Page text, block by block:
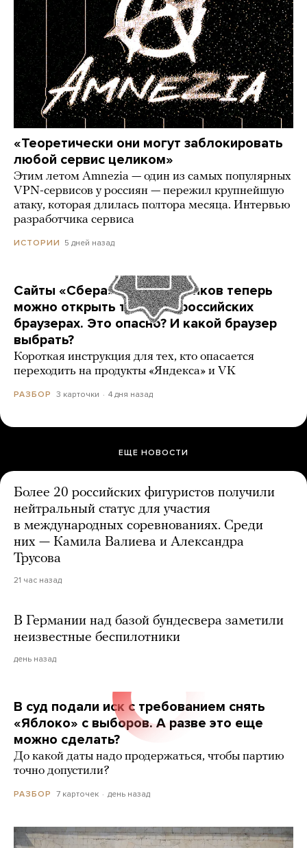
«Теоретически они могут заблокировать
любой сервис целиком»
Этим летом Amnezia — один из самых популярных
VPN-сервисов у россиян — пережил крупнейшую
атаку, которая длилась полтора месяца. Интервью
разработчика сервиса
ИСТОРИИ 5 дней назад
Сайты «Сбера» и других банков теперь
можно открыть только в российских
браузерах. Это опасно? И какой браузер
выбрать?
Короткая инструкция для тех, кто опасается
переходить на продукты «Яндекса» и VK
РАЗБОР 3 карточки 4 дня назад
ЕЩЕ НОВОСТИ
Более 20 российских фигуристов получили
нейтральный статус для участия
в международных соревнованиях. Среди
них — Камила Валиева и Александра
Трусова
21 час назад
В Германии над базой бундесвера заметили
неизвестные беспилотники
день назад
В суд подали иск с требованием снять
«Яблоко» с выборов. А разве это еще
можно сделать?
До какой даты надо продержаться, чтобы партию
точно допустили?
РАЗБОР 7 карточек день назад